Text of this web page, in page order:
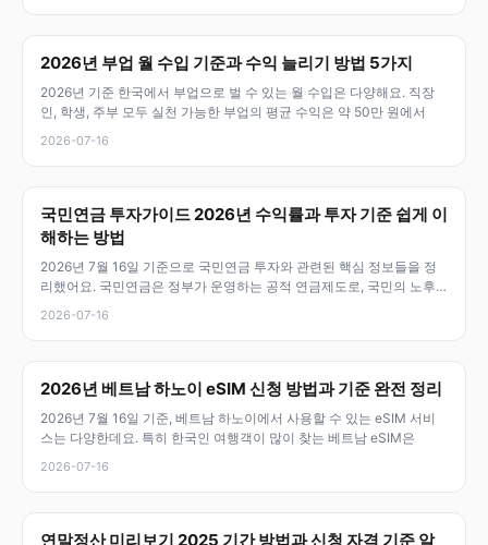
2026년 부업 월 수입 기준과 수익 늘리기 방법 5가지
2026년 기준 한국에서 부업으로 벌 수 있는 월 수입은 다양해요. 직장
인, 학생, 주부 모두 실천 가능한 부업의 평균 수익은 약 50만 원에서
2026-07-16
국민연금 투자가이드 2026년 수익률과 투자 기준 쉽게 이
해하는 방법
2026년 7월 16일 기준으로 국민연금 투자와 관련된 핵심 정보들을 정
리했어요. 국민연금은 정부가 운영하는 공적 연금제도로, 국민의 노후
2026-07-16
2026년 베트남 하노이 eSIM 신청 방법과 기준 완전 정리
2026년 7월 16일 기준, 베트남 하노이에서 사용할 수 있는 eSIM 서비
스는 다양한데요. 특히 한국인 여행객이 많이 찾는 베트남 eSIM은
2026-07-16
연말정산 미리보기 2025 기간 방법과 신청 자격 기준 알